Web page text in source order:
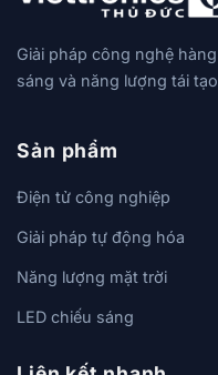
Giải pháp công nghệ
sáng và năng lượng tái
Sản phẩm
Điện tử công nghiệp
Giải pháp tự động hóa
Năng lượng mặt trời
LED chiếu sáng